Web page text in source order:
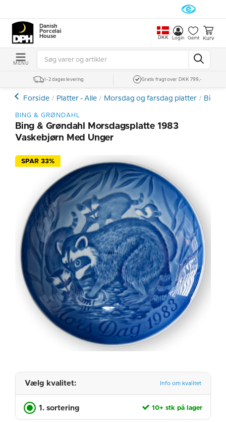
Danish
Porcelain
House
DKK Login Gemt Kurv
MENU
1-2 dages levering Gratis fragt over DKK 799,-
Forside Platter - Alle Morsdag og farsdag platter Bing
BING & GRØNDAHL
Bing & Grøndahl Morsdagsplatte 1983
Vaskebjørn Med Unger
SPAR 33%
Vælg kvalitet: Info om kvalitet
1. sortering 10+ stk på lager